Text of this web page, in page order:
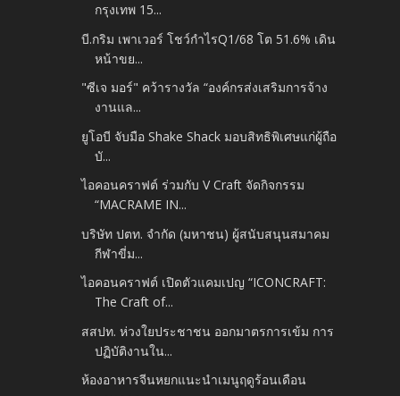
กรุงเทพ 15...
บี.กริม เพาเวอร์ โชว์กำไรQ1/68 โต 51.6% เดิน
หน้าขย...
"ซีเจ มอร์" คว้ารางวัล “องค์กรส่งเสริมการจ้าง
งานแล...
ยูโอบี จับมือ Shake Shack มอบสิทธิพิเศษแก่ผู้ถือ
บั...
ไอคอนคราฟต์ ร่วมกับ V Craft จัดกิจกรรม
“MACRAME IN...
บริษัท ปตท. จำกัด (มหาชน) ผู้สนับสนุนสมาคม
กีฬาขี่ม...
ไอคอนคราฟต์ เปิดตัวแคมเปญ “ICONCRAFT:
The Craft of...
สสปท. ห่วงใยประชาชน ออกมาตรการเข้ม การ
ปฏิบัติงานใน...
ห้องอาหารจีนหยกแนะนำเมนูฤดูร้อนเดือน